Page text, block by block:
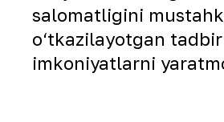
salomatligini
o‘tkazilayotgan
imkoniyatlarni